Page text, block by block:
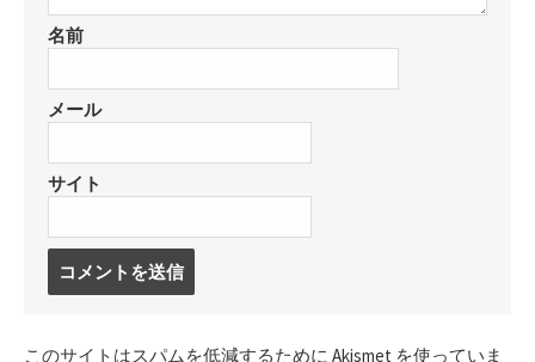
名前
メール
サイト
このサイトはスパムを低減するために Akismet を使っていま